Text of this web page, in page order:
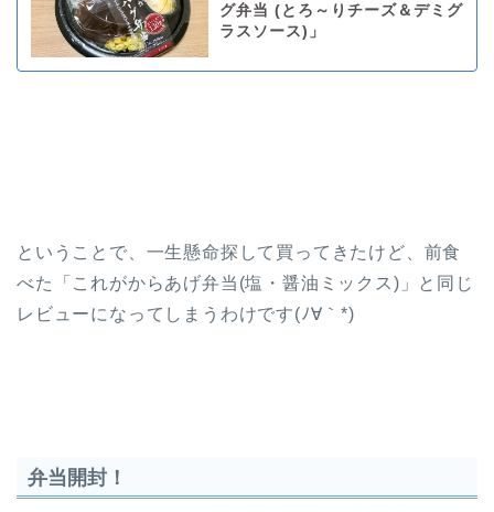
グ弁当 (とろ～りチーズ＆デミグ
ラスソース)」
ということで、一生懸命探して買ってきたけど、前食
べた「これがからあげ弁当(塩・醤油ミックス)」と同じ
レビューになってしまうわけです(ﾉ∀｀*)
弁当開封！